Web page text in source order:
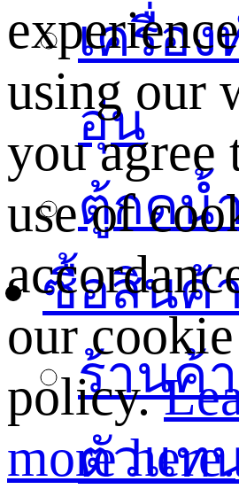
เครื่อง
อุ่น
ตู้กดน้
ซื้อสินค้
ร้านค้า
ตัวแท
using our
you agree
use of
our cookie
policy.
more here.